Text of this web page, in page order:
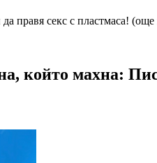
правя секс с пластмаса!
който махна: